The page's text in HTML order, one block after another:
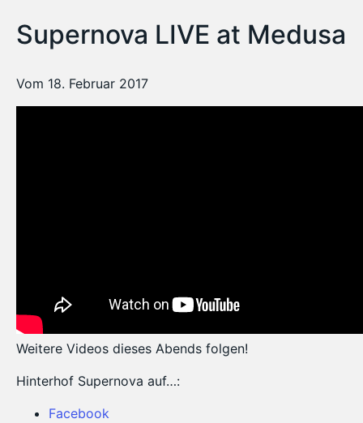
Supernova LIVE at Medusa
Vom 18. Februar 2017
Weitere Videos dieses Abends folgen!
Hinterhof Supernova auf…:
Facebook